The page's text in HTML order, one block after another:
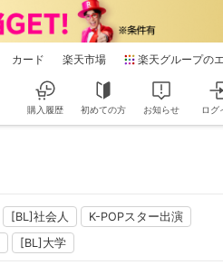
カード 楽天市場 楽天グループの
本/ゲー
雑誌読み
動画配信
購入履歴 初めての方 お知らせ ログ
[BL]社会人
K-POPスター出演
[BL]大学